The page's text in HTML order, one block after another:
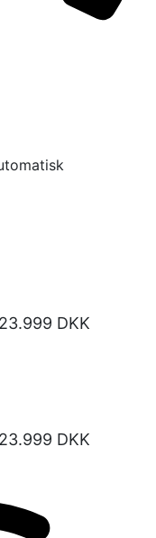
23.999 DKK
23.999 DKK